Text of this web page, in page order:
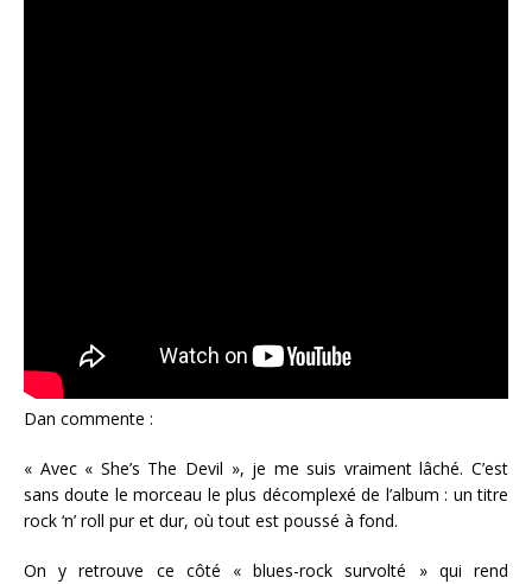
Dan commente :
« Avec « She’s The Devil », je me suis vraiment lâché. C’est
sans doute le morceau le plus décomplexé de l’album : un titre
rock ‘n’ roll pur et dur, où tout est poussé à fond.
On y retrouve ce côté « blues-rock survolté » qui rend